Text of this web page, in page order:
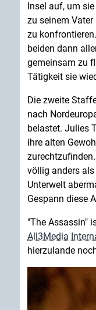
Insel auf, um
zu seinem
zu
beiden dann
gemeinsam zu
Tätigkeit sie
Die zweite
nach
belastet. Julies
ihre alten
völlig anders
Unterwelt
Gespann diese
"The Assassin"
All3Media
hierzulande